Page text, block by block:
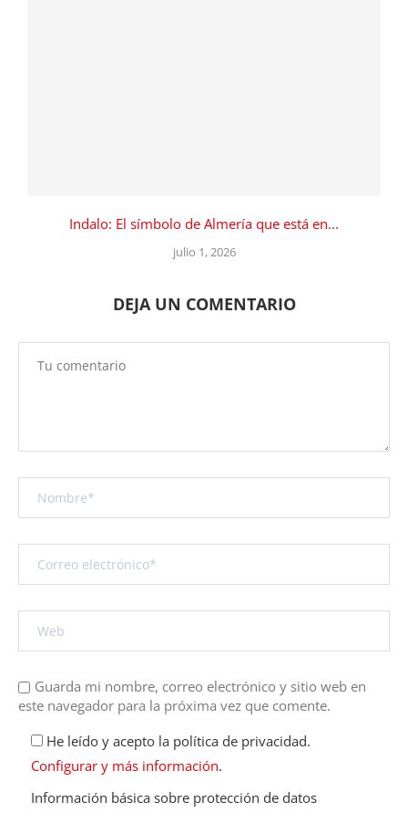
Indalo: El símbolo de Almería que está en...
julio 1, 2026
DEJA UN COMENTARIO
Guarda mi nombre, correo electrónico y sitio web en
este navegador para la próxima vez que comente.
He leído y acepto la política de privacidad.
Configurar y más información.
Información básica sobre protección de datos